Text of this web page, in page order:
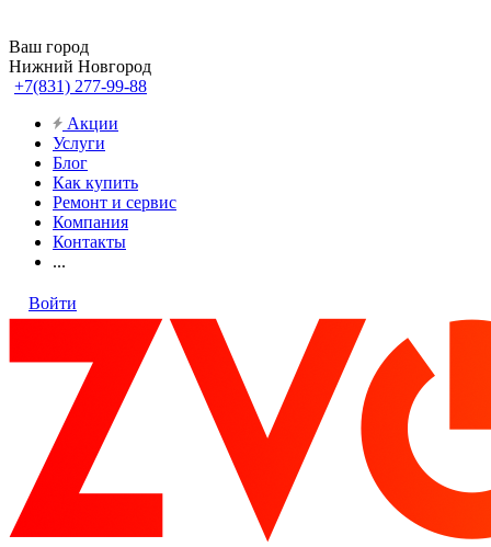
Ваш город
Нижний Новгород
+7(831) 277-99-88
Акции
Услуги
Блог
Как купить
Ремонт и сервис
Компания
Контакты
...
Войти